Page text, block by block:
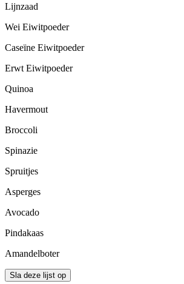
Lijnzaad
Wei Eiwitpoeder
Caseïne Eiwitpoeder
Erwt Eiwitpoeder
Quinoa
Havermout
Broccoli
Spinazie
Spruitjes
Asperges
Avocado
Pindakaas
Amandelboter
Sla deze lijst op